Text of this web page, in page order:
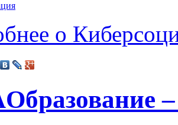
о
–